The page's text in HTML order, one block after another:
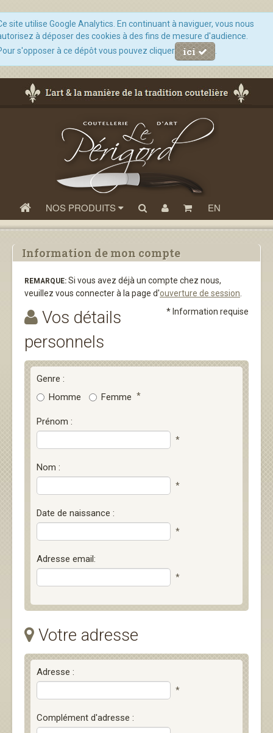
site utilise Google Analytics. En continuant à naviguer, vous nous
à déposer des cookies à des fins de mesure d'audience.
s'opposer à ce dépôt vous pouvez cliquer
ici
NOS PRODUITS EN
Information de mon compte
REMARQUE: Si vous avez déjà un compte chez nous,
veuillez vous connecter à la page d'ouverture de session
* Information requise
Vos détails
personnels
Genre :
Homme
Femme *
Prénom :
*
Nom :
*
Date de naissance :
*
Adresse email:
*
Votre adresse
Adresse :
*
Complément d'adresse :